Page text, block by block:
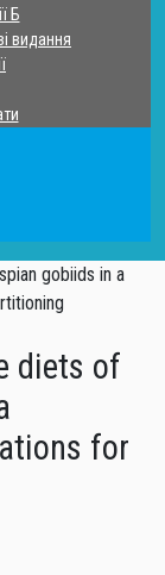
Б
видання
diets of
for